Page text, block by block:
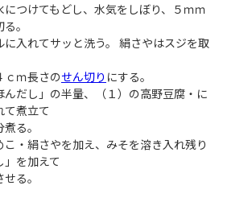
につけてもどし、水気をしぼり、５ｍｍ
。
に入れてサッと洗う。 絹さやはスジを取
ｃｍ長さのせん切り にする。
んだし」の半量、（１）の高野豆腐・に
て煮立て
る。
こ・絹さやを加え、みそを溶き入れ残り
」を加えて
る。